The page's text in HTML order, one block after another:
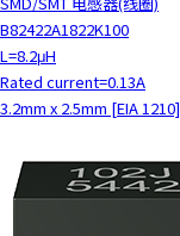
B82422A1822K100
L=8.2μH
Rated current=0.13A
3.2mm x 2.5mm [EIA 1210]